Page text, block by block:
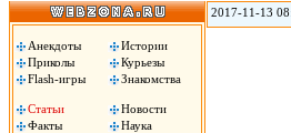
Анекдоты
Истории
Приколы
Курьезы
Flash-игры
Знакомства
Статьи
Новости
Факты
Наука
2017-11-13
позволяет
затем